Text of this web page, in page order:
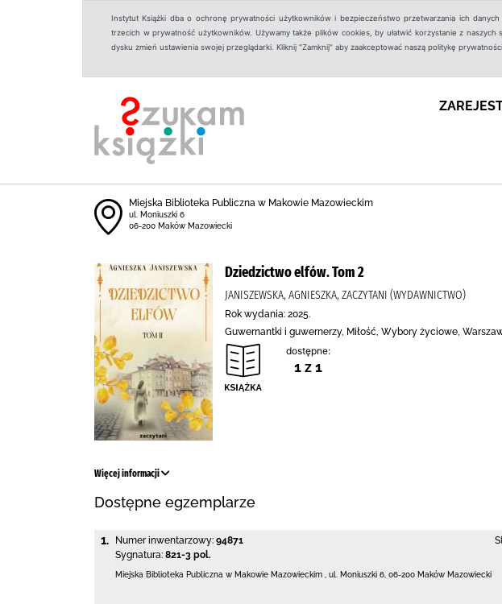
Instytut Książki dba o ochronę prywatności użytkowników i bezpieczeństwo przetwarzania ich
trzecich w prywatność użytkowników. Używamy także plików cookies, by ułatwić korzystanie z
dysku zmień ustawienia swojej przeglądarki. Kliknij "Zamknij" aby zaakceptować naszą politykę prywatności.
Miejska Biblioteka Publiczna w Makowie Mazowieckim
ul. Moniuszki 6
06-200 Maków Mazowiecki
Dziedzictwo elfów. Tom 2
JANISZEWSKA, AGNIESZKA, ZACZYTANI (WYDAWNICTWO)
Rok wydania: 2025.
Guwernantki i guwernerzy, Miłość, Wybory życiowe,
dostępne:
1 z 1
Więcej informacji
Dostępne egzemplarze
1. Numer inwentarzowy: 94871
Sygnatura: 821-3 pol.
Miejska Biblioteka Publiczna w Makowie Mazowieckim ul. Moniuszki 6 06-200 Maków Mazowiecki